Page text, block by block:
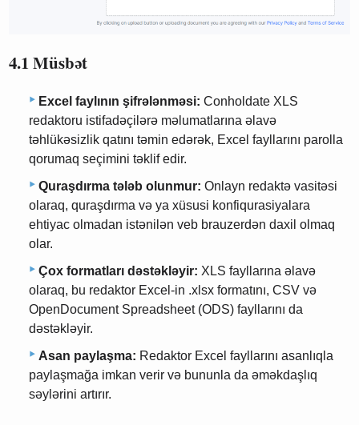
4.1 Müsbət
Excel faylının şifrələnməsi: Conholdate XLS
redaktoru istifadəçilərə məlumatlarına əlavə
təhlükəsizlik qatını təmin edərək, Excel fayllarını parolla
qorumaq seçimini təklif edir.
Quraşdırma tələb olunmur: Onlayn redaktə vasitəsi
olaraq, quraşdırma və ya xüsusi konfiqurasiyalara
ehtiyac olmadan istənilən veb brauzerdən daxil olmaq
olar.
Çox formatları dəstəkləyir: XLS fayllarına əlavə
olaraq, bu redaktor Excel-in .xlsx formatını, CSV və
OpenDocument Spreadsheet (ODS) fayllarını da
dəstəkləyir.
Asan paylaşma: Redaktor Excel fayllarını asanlıqla
paylaşmağa imkan verir və bununla da əməkdaşlıq
səylərini artırır.